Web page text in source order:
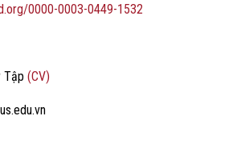
0000-0003-0449-1532
Tập(CV)